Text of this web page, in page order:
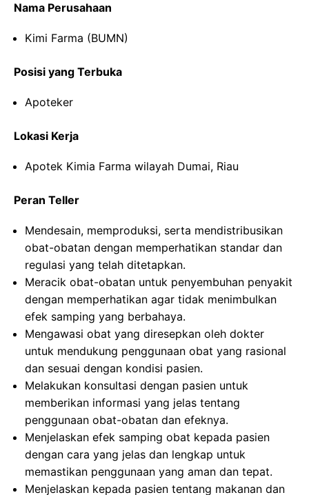
Nama Perusahaan
Kimi Farma (BUMN)
Posisi yang Terbuka
Apoteker
Lokasi Kerja
Apotek Kimia Farma wilayah Dumai, Riau
Peran Teller
Mendesain, memproduksi, serta mendistribusikan
obat-obatan dengan memperhatikan standar dan
regulasi yang telah ditetapkan.
Meracik obat-obatan untuk penyembuhan penyakit
dengan memperhatikan agar tidak menimbulkan
efek samping yang berbahaya.
Mengawasi obat yang diresepkan oleh dokter
untuk mendukung penggunaan obat yang rasional
dan sesuai dengan kondisi pasien.
Melakukan konsultasi dengan pasien untuk
memberikan informasi yang jelas tentang
penggunaan obat-obatan dan efeknya.
Menjelaskan efek samping obat kepada pasien
dengan cara yang jelas dan lengkap untuk
memastikan penggunaan yang aman dan tepat.
Menjelaskan kepada pasien tentang makanan dan